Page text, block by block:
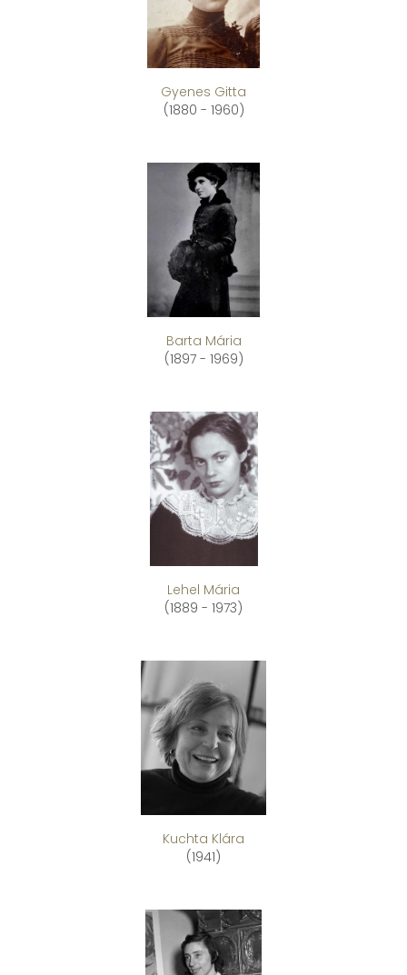
Gyenes Gitta
(1880 - 1960)
Barta Mária
(1897 - 1969)
Lehel Mária
(1889 - 1973)
Kuchta Klára
(1941)